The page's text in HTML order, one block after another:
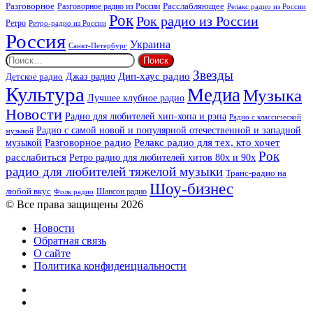
Разговорное Разговорное радио из России Расслабляющее Релакс радио из России
Ретро Ретро-радио из России РокРок радио из России
Россия Санкт-Петербург Украина
Найти:
Детское радио Джаз радио Дип-хаус радио Звезды
Культура Лучшее клубное радио МедиаМузыка
Новости Радио для любителей хип-хопа и рэпа Радио с классической
музыкой Радио с самой новой и популярной отечественной и западной
музыкой Разговорное радио Релакс радио для тех, кто хочет
расслабиться Ретро радио для любителей хитов 80х и 90х Рок
радио для любителей тяжелой музыки Транс-радио на
любой вкус Фолк радио Шансон радио Шоу-бизнес
© Все права защищены 2026
Новости
Обратная связь
О сайте
Политика конфиденциальности